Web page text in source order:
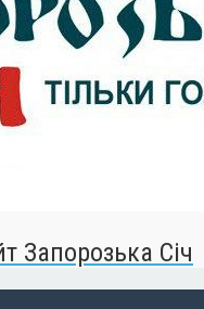
Запорозька Січ